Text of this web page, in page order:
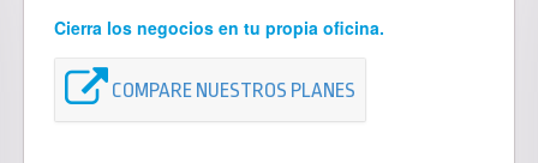
Cierra los negocios en tu propia oficina.
COMPARE NUESTROS PLANES